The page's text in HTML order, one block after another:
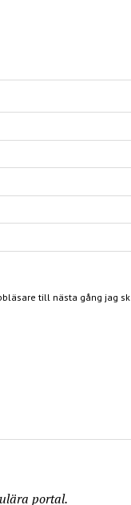
till nästa gång jag
portal.